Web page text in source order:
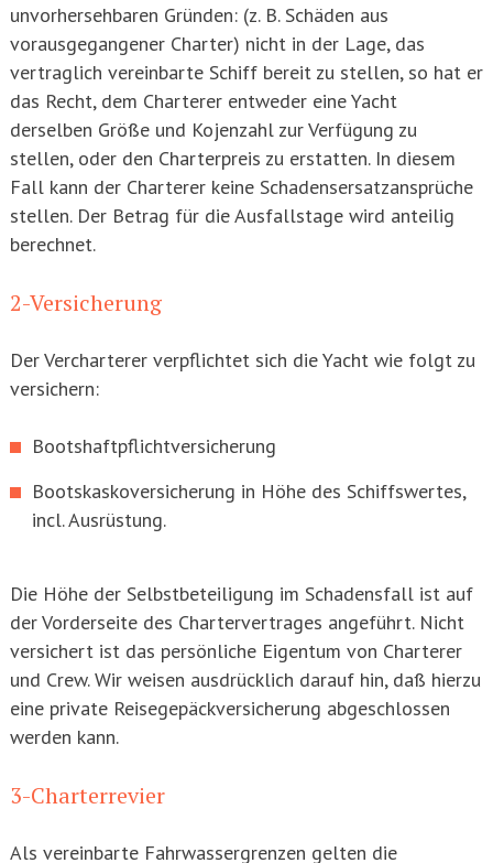
unvorhersehbaren Gründen: (z. B. Schäden aus
vorausgegangener Charter) nicht in der Lage, das
vertraglich vereinbarte Schiff bereit zu stellen, so hat er
das Recht, dem Charterer entweder eine Yacht
derselben Größe und Kojenzahl zur Verfügung zu
stellen, oder den Charterpreis zu erstatten. In diesem
Fall kann der Charterer keine Schadensersatzansprüche
stellen. Der Betrag für die Ausfallstage wird anteilig
berechnet.
2-Versicherung
Der Vercharterer verpflichtet sich die Yacht wie folgt zu
versichern:
Bootshaftpflichtversicherung
Bootskaskoversicherung in Höhe des Schiffswertes,
incl. Ausrüstung.
Die Höhe der Selbstbeteiligung im Schadensfall ist auf
der Vorderseite des Chartervertrages angeführt. Nicht
versichert ist das persönliche Eigentum von Charterer
und Crew. Wir weisen ausdrücklich darauf hin, daß hierzu
eine private Reisegepäckversicherung abgeschlossen
werden kann.
3-Charterrevier
Als vereinbarte Fahrwassergrenzen gelten die